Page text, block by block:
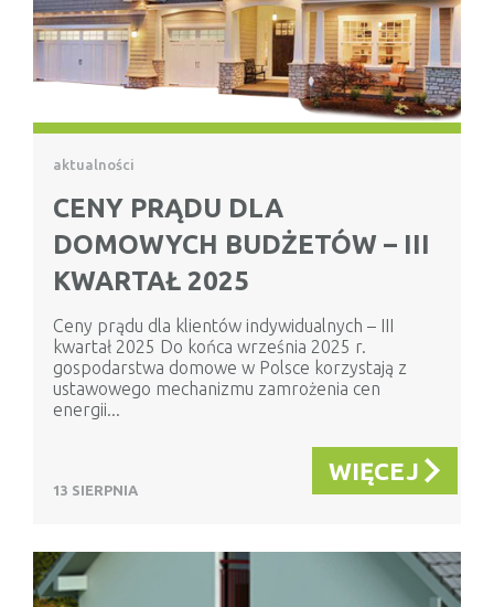
aktualności
CENY PRĄDU DLA
DOMOWYCH BUDŻETÓW – III
KWARTAŁ 2025
Ceny prądu dla klientów indywidualnych – III
kwartał 2025 Do końca września 2025 r.
gospodarstwa domowe w Polsce korzystają z
ustawowego mechanizmu zamrożenia cen
energii...
13 SIERPNIA
WIĘCEJ